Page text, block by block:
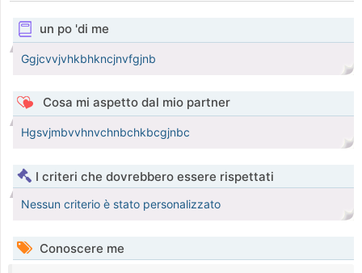
un po 'di me
Ggjcvvjvhkbhkncjnvfgjnb
Cosa mi aspetto dal mio partner
Hgsvjmbvvhnvchnbchkbcgjnbc
I criteri che dovrebbero essere rispettati
Nessun criterio è stato personalizzato
Conoscere me